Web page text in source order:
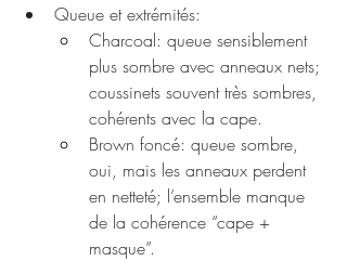
Queue et extrémités:
Charcoal: queue sensiblement
plus sombre avec anneaux nets;
coussinets souvent très sombres,
cohérents avec la cape.
Brown foncé: queue sombre,
oui, mais les anneaux perdent
en netteté; l’ensemble manque
de la cohérence “cape +
masque”.